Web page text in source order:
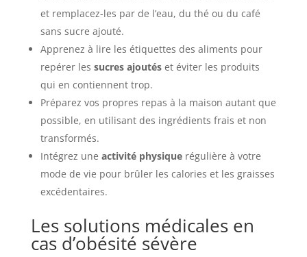
et remplacez-les par de l’eau, du thé ou du café
sans sucre ajouté.
Apprenez à lire les étiquettes des aliments pour
repérer les sucres ajoutéset éviter les produits
qui en contiennent trop.
Préparez vos propres repas à la maison autant que
possible, en utilisant des ingrédients frais et non
transformés.
Intégrez une activité physiquerégulière à votre
mode de vie pour brûler les calories et les graisses
excédentaires.
Les solutions médicales en
cas d’obésité sévère